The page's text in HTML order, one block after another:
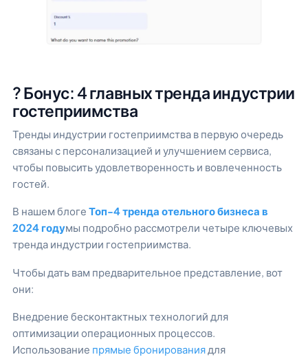
? Бонус: 4 главных тренда индустрии
гостеприимства
Тренды индустрии гостеприимства в первую очередь
связаны с персонализацией и улучшением сервиса,
чтобы повысить удовлетворенность и вовлеченность
гостей.
В нашем блоге Топ-4 тренда отельного бизнеса в
2024 годумы подробно рассмотрели четыре ключевых
тренда индустрии гостеприимства.
Чтобы дать вам предварительное представление, вот
они:
Внедрение бесконтактных технологий для
оптимизации операционных процессов.
Использование прямые бронирования для